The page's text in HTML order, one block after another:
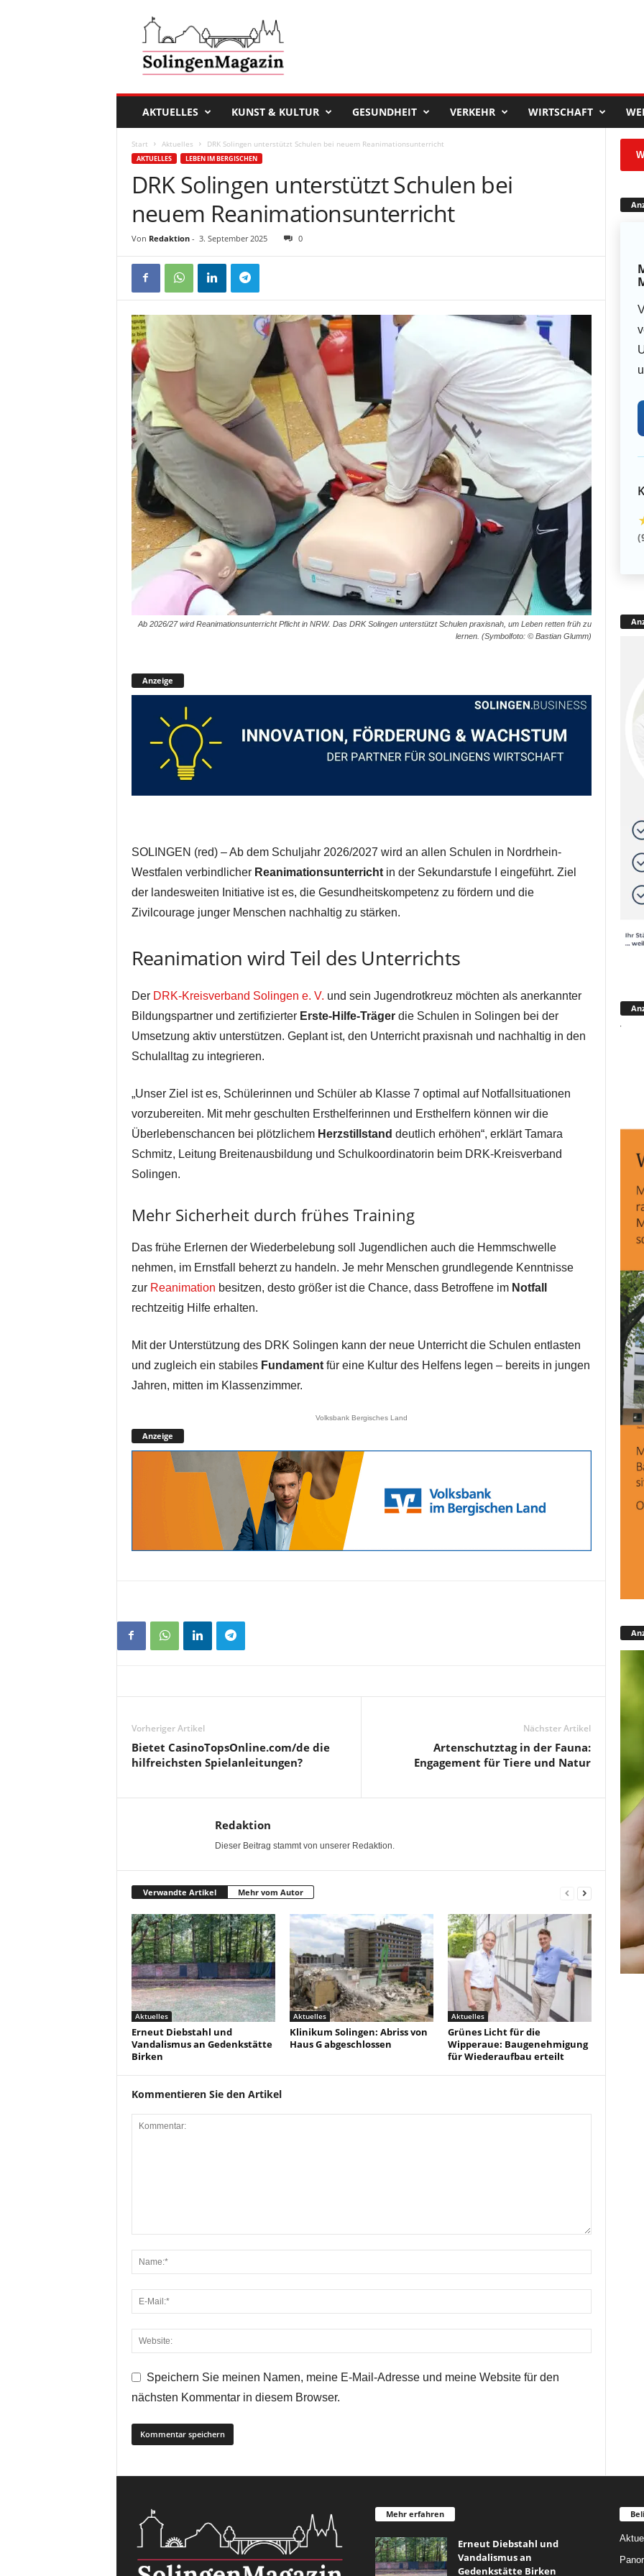
i
AKTUELLES KUNST & KULTUR GESUNDHEIT VERKEHR WIRTSCHAFT
Start Aktuelles DRK Solingen unterstützt Schulen bei neuem Reanimationsunterricht
AKTUELLES LEBEN IM BERGISCHEN
DRK Solingen unterstützt Schulen bei
neuem Reanimationsunterricht
Von Redaktion- 3. September 2025 0
Ab 2026/27 wird Reanimationsunterricht Pflicht in NRW. Das DRK Solingen unterstützt Schulen praxisnah, um Leben retten früh zu
lernen. (Symbolfoto: © Bastian Glumm)
Anzeige
SOLINGEN (red) – Ab dem Schuljahr 2026/2027 wird an allen Schulen in Nordrhein-
Westfalen verbindlicher Reanimationsunterrichtin der Sekundarstufe I eingeführt. Ziel
der landesweiten Initiative ist es, die Gesundheitskompetenz zu fördern und die
Zivilcourage junger Menschen nachhaltig zu stärken.
Reanimation wird Teil des Unterrichts
Der DRK-Kreisverband Solingen e. V. und sein Jugendrotkreuz möchten als anerkannter
Bildungspartner und zertifizierter Erste-Hilfe-Trägerdie Schulen in Solingen bei der
Umsetzung aktiv unterstützen. Geplant ist, den Unterricht praxisnah und nachhaltig in den
Schulalltag zu integrieren.
„Unser Ziel ist es, Schülerinnen und Schüler ab Klasse 7 optimal auf Notfallsituationen
vorzubereiten. Mit mehr geschulten Ersthelferinnen und Ersthelfern können wir die
Überlebenschancen bei plötzlichem Herzstillstand deutlich erhöhen“, erklärt Tamara
Schmitz, Leitung Breitenausbildung und Schulkoordinatorin beim DRK-Kreisverband
Solingen.
Mehr Sicherheit durch frühes Training
Das frühe Erlernen der Wiederbelebung soll Jugendlichen auch die Hemmschwelle
nehmen, im Ernstfall beherzt zu handeln. Je mehr Menschen grundlegende Kenntnisse
zur Reanimation besitzen, desto größer ist die Chance, dass Betroffene im Notfall
rechtzeitig Hilfe erhalten.
Mit der Unterstützung des DRK Solingen kann der neue Unterricht die Schulen entlasten
und zugleich ein stabiles Fundamentfür eine Kultur des Helfens legen – bereits in jungen
Jahren, mitten im Klassenzimmer.
Volksbank Bergisches Land
Anzeige
Vorheriger Artikel
Bietet CasinoTopsOnline.com/de die
hilfreichsten Spielanleitungen?
Nächster Artikel
Artenschutztag in der Fauna:
Engagement für Tiere und Natur
Redaktion
Dieser Beitrag stammt von unserer Redaktion.
Verwandte Artikel Mehr vom Autor
Aktuelles
Erneut Diebstahl und
Vandalismus an Gedenkstätte
Birken
Aktuelles
Klinikum Solingen: Abriss von
Haus G abgeschlossen
Aktuelles
Grünes Licht für die
Wipperaue: Baugenehmigung
für Wiederaufbau erteilt
Kommentieren Sie den Artikel
Speichern Sie meinen Namen, meine E-Mail-Adresse und meine Website für den
nächsten Kommentar in diesem Browser.
Mehr erfahren
Erneut Diebstahl und
Vandalismus an
Gedenkstätte Birken